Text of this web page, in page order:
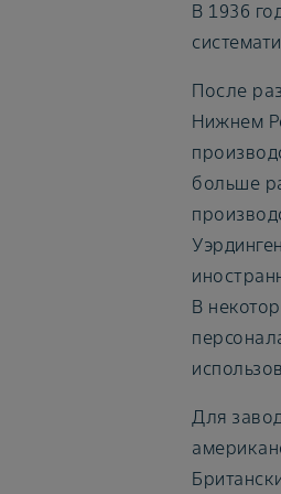
В 1936
После
Нижнем
больше
В
Для